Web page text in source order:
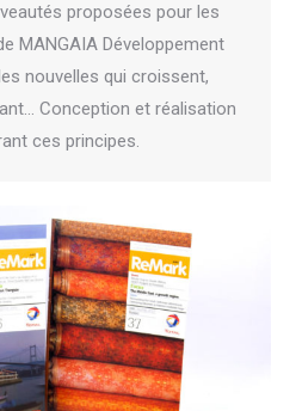
proposées pour les
MANGAIA Développement
nouvelles qui croissent,
Conception et réalisation
ces principes.